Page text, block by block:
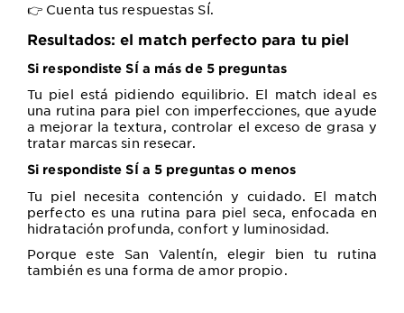
👉 Cuenta tus respuestas SÍ.
Resultados: el match perfecto para tu piel
Si respondiste SÍ a más de 5 preguntas
Tu piel está pidiendo equilibrio. El match ideal es
una rutina para piel con imperfecciones, que ayude
a mejorar la textura, controlar el exceso de grasa y
tratar marcas sin resecar.
Si respondiste SÍ a 5 preguntas o menos
Tu piel necesita contención y cuidado. El match
perfecto es una rutina para piel seca, enfocada en
hidratación profunda, confort y luminosidad.
Porque este San Valentín, elegir bien tu rutina
también es una forma de amor propio.